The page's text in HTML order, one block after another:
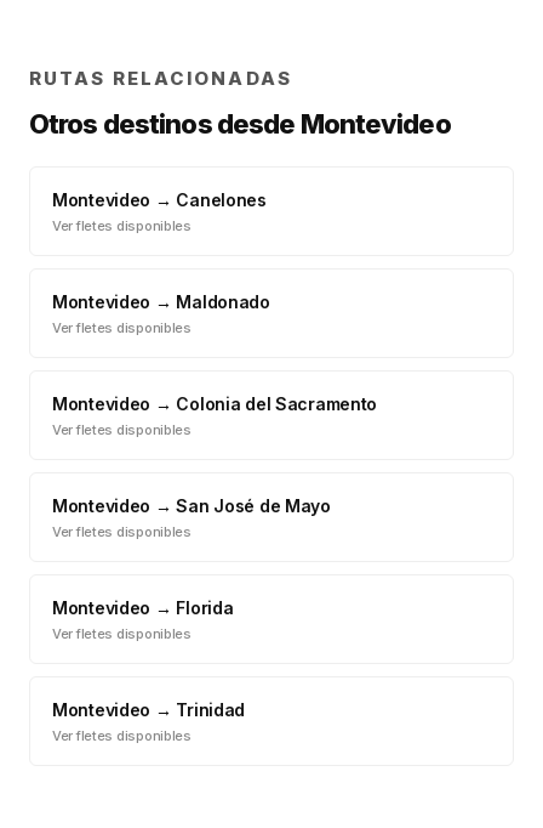
RUTAS RELACIONADAS
Otros destinos desde Montevideo
Montevideo → Canelones
Ver fletes disponibles
Montevideo → Maldonado
Ver fletes disponibles
Montevideo → Colonia del Sacramento
Ver fletes disponibles
Montevideo →San José de Mayo
Ver fletes disponibles
Montevideo → Florida
Ver fletes disponibles
Montevideo → Trinidad
Ver fletes disponibles